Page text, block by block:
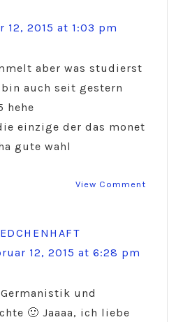
12, 2015 at 1:03 pm
aber was studierst
auch seit gestern
hehe
einzige der das monet
gute wahl
View Comment
12, 2015 at 6:28 pm
und
🙂 Jaaaa, ich liebe